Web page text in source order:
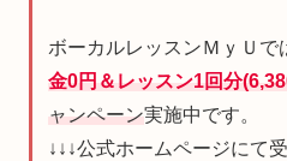
ボーカルレッスンＭｙＵで
金0円＆レッスン1回分
ャンペーン実施中です。
↓↓↓公式ホームページにて